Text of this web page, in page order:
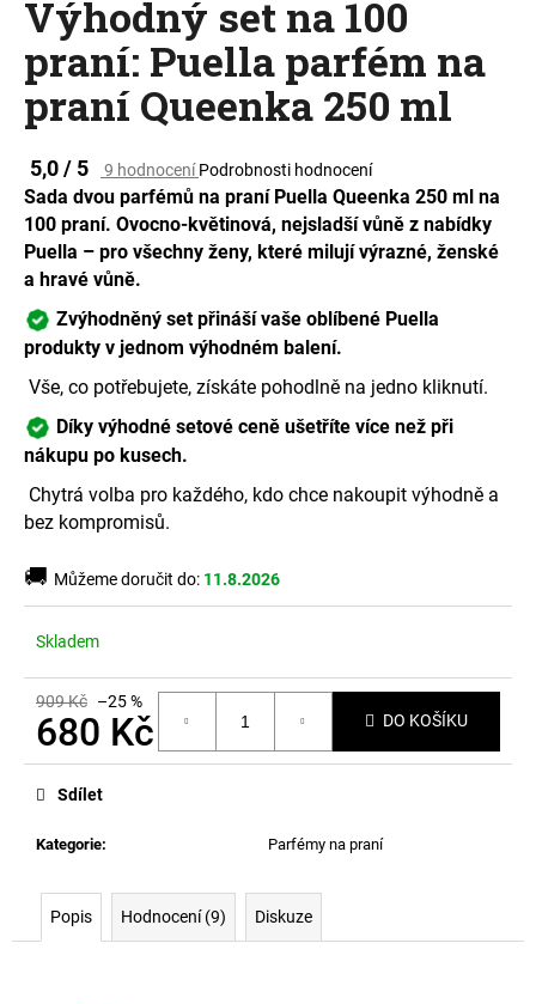
Výhodný set na 100
praní: Puella parfém na
praní Queenka 250 ml
Průměrné
hodnocení
produktu
je
5,0
z
hvězdiček.
5,0 / 5 9 hodnocení Podrobnosti hodnocení
Sada dvou parfémů na praní Puella Queenka 250 ml na
100 praní. Ovocno-květinová, nejsladší vůně z nabídky
Puella – pro všechny ženy, které milují výrazné, ženské
a hravé vůně.
Zvýhodněný set přináší vaše oblíbené Puella
produkty v jednom výhodném balení.
Vše, co potřebujete, získáte pohodlně na jedno kliknutí.
Díky výhodné setové ceně ušetříte více než při
nákupu po kusech.
Chytrá volba pro každého, kdo chce nakoupit výhodně a
bez kompromisů.
🚚 Můžeme doručit do: 11.8.2026
Skladem
909 Kč –25 %
680 Kč
Měrná
cena:
DO KOŠÍKU
Kategorie: Parfémy na praní
Sdílet
Popis Hodnocení (9) Diskuze
a
j
í
t
?
D
o
p
o
r
u
u
j
m
e